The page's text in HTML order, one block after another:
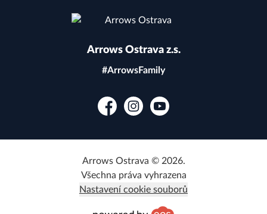
Arrows Ostrava z.s.
#ArrowsFamily
FacebookInstagramYouTube
Arrows Ostrava © 2026.
Všechna práva vyhrazena
Nastavení cookie souborů